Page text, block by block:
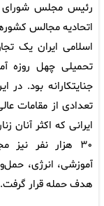
رئیس مجلس شورای
اتحادیه مجالس
اسلامی ایران یک
تحمیلی چهل روزه
جنایتکارانه بود.
ایرانی که اکثر
۳۰ هزار نفر
آموزشی، انرژی،
هدف حمله قرار گرفت.